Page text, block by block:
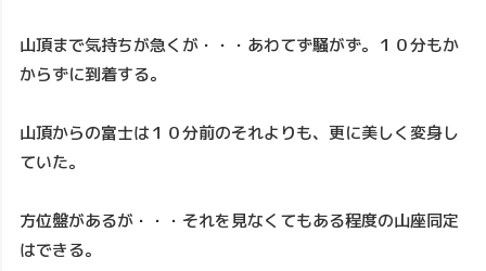
山頂まで気持ちが急くが・・・あわてず騒がず。１０分もか
からずに到着する。
山頂からの富士は１０分前のそれよりも、更に美しく変身し
ていた。
方位盤があるが・・・それを見なくてもある程度の山座同定
はできる。